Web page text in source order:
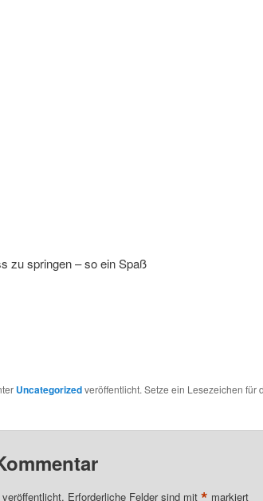
zu springen – so ein Spaß
Uncategorizedveröffentlicht. Setze ein Lesezeichen für
Erforderliche Felder sind mit markiert